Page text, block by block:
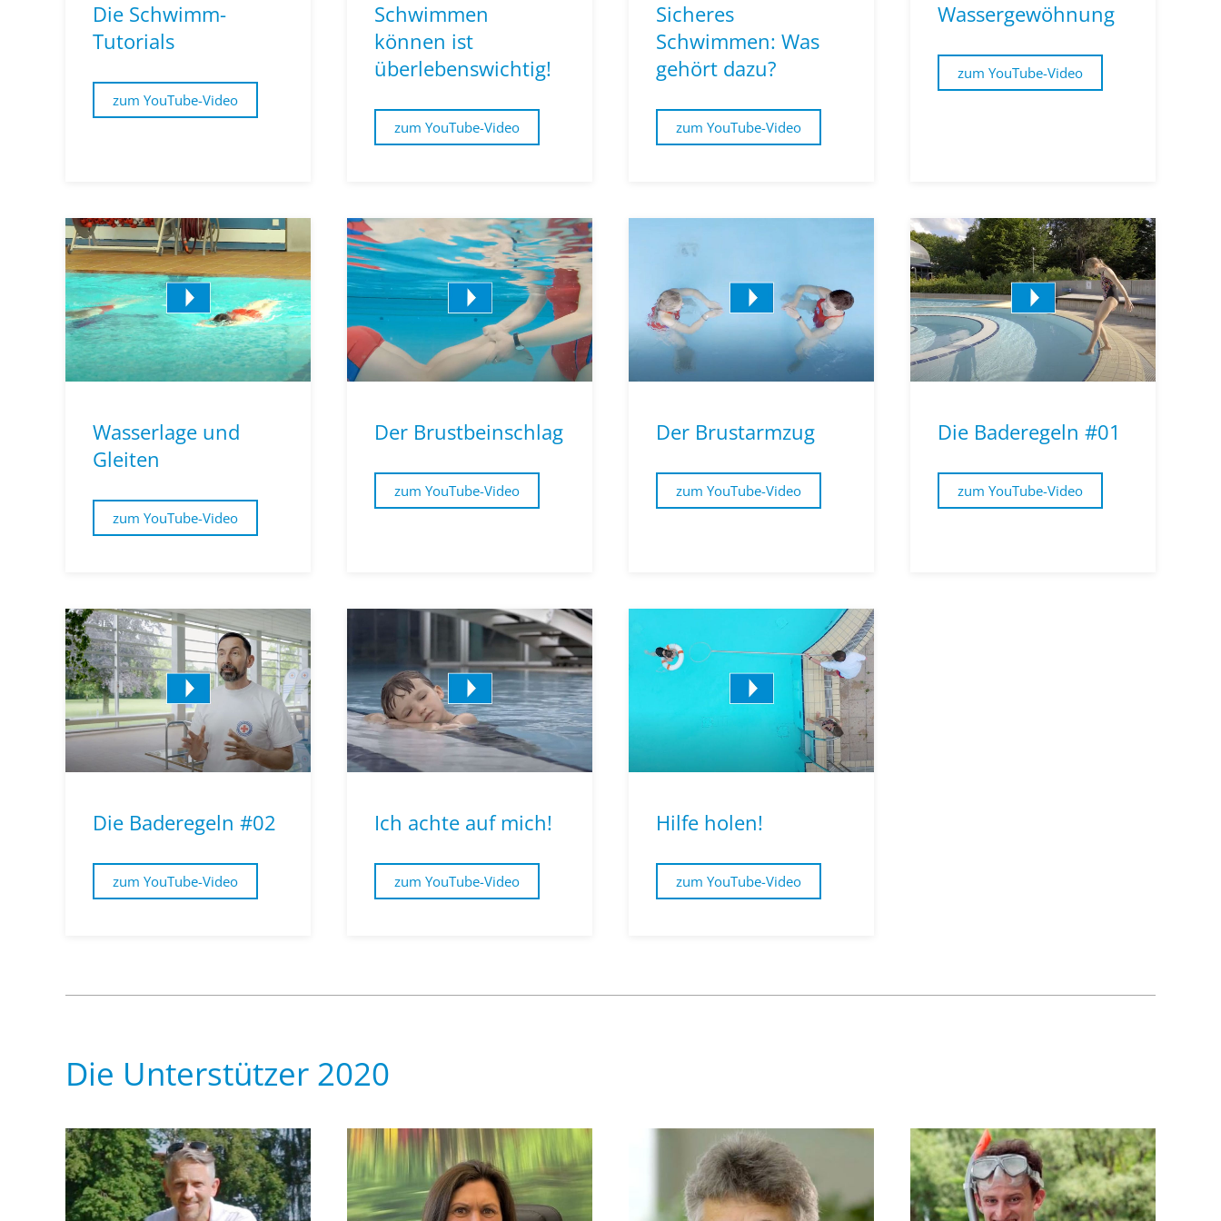
Die Schwimm-
Tutorials
zum YouTube-Video
Schwimmen
können ist
überlebenswichtig!
zum YouTube-Video
Sicheres
Schwimmen: Was
gehört dazu?
zum YouTube-Video
Wassergewöhnung
zum YouTube-Video
Wasserlage und
Gleiten
zum YouTube-Video
Der Brustbeinschlag
zum YouTube-Video
Der Brustarmzug
zum YouTube-Video
Die Baderegeln #01
zum YouTube-Video
Die Baderegeln #02
zum YouTube-Video
Ich achte auf mich!
zum YouTube-Video
Hilfe holen!
zum YouTube-Video
Die Unterstützer 2020